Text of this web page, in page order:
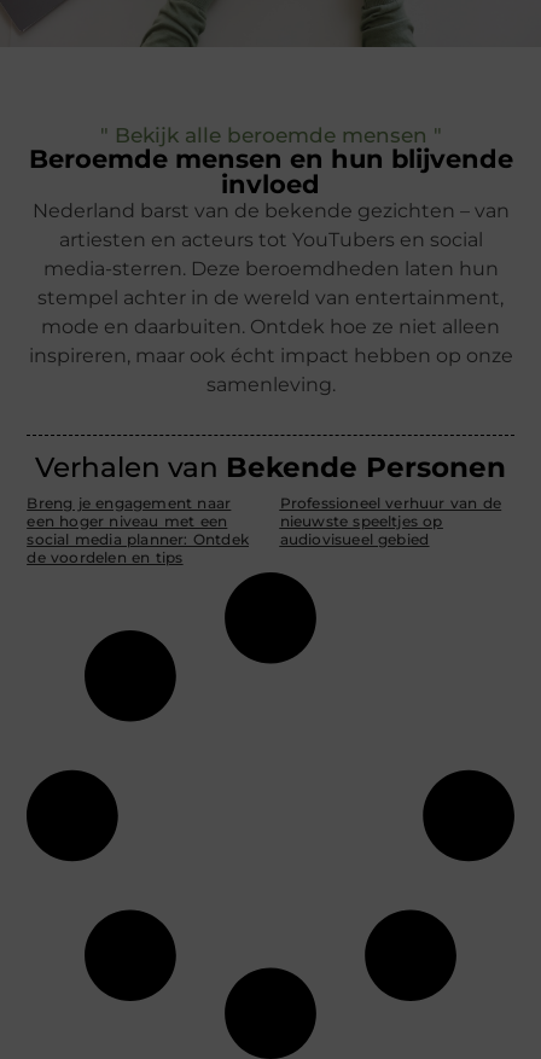
" Bekijk alle beroemde mensen "
Beroemde mensen en hun blijvende
invloed
Nederland barst van de bekende gezichten – van
artiesten en acteurs tot YouTubers en social
media-sterren. Deze beroemdheden laten hun
stempel achter in de wereld van entertainment,
mode en daarbuiten. Ontdek hoe ze niet alleen
inspireren, maar ook écht impact hebben op onze
samenleving.
Verhalen van Bekende Personen
Breng je engagement naar
een hoger niveau met een
social media planner: Ontdek
de voordelen en tips
Professioneel verhuur van de
nieuwste speeltjes op
audiovisueel gebied